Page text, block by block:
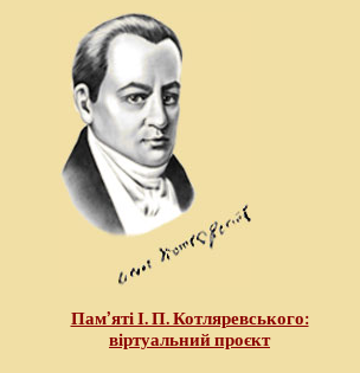
Пам’яті І. П. Котляревського:
віртуальний проєкт